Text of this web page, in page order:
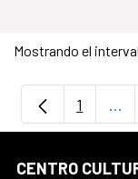
Mostrando el
Página
1 ...
CENTRO